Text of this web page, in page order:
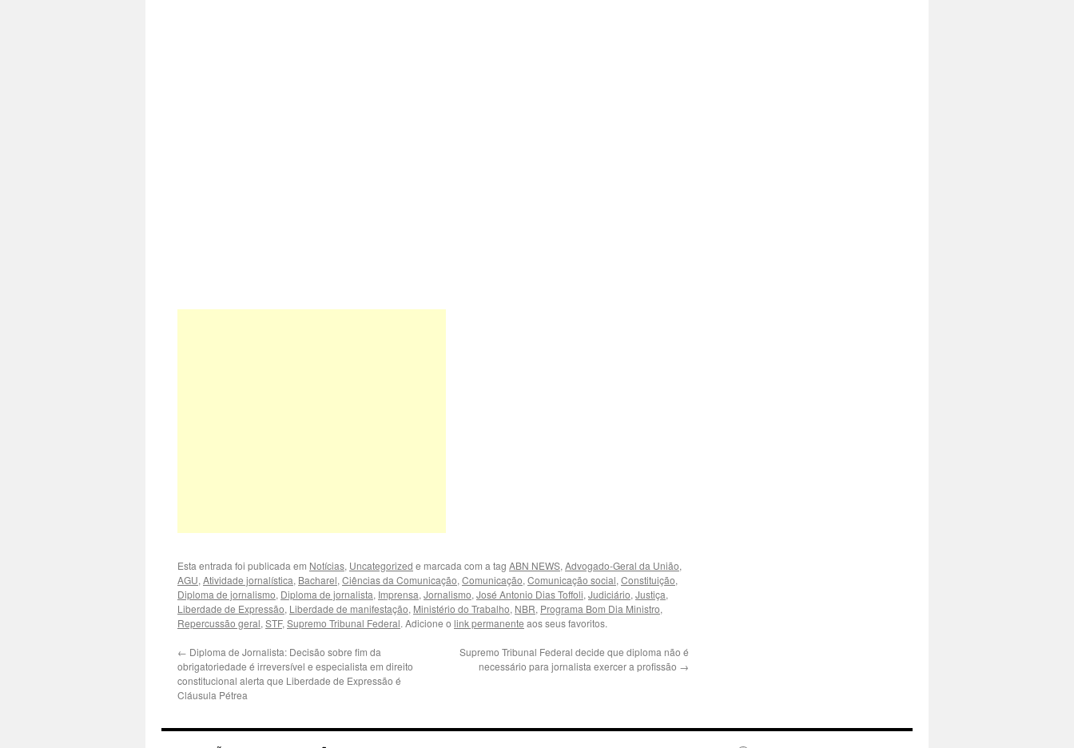
Esta entrada foi publicada em Notícias, Uncategorized e marcada com a tag ABN NEWS, Advogado-Geral da União,
AGU, Atividade jornalística, Bacharel, Ciências da Comunicação, Comunicação, Comunicação social, Constituição,
Diploma de jornalismo, Diploma de jornalista, Imprensa, Jornalismo, José Antonio Dias Toffoli, Judiciário, Justiça,
Liberdade de Expressão, Liberdade de manifestação, Ministério do Trabalho, NBR, Programa Bom Dia Ministro,
Repercussão geral, STF, Supremo Tribunal Federal. Adicione o link permanente aos seus favoritos.
← Diploma de Jornalista: Decisão sobre fim da
obrigatoriedade é irreversível e especialista em direito
constitucional alerta que Liberdade de Expressão é
Cláusula Pétrea
Supremo Tribunal Federal decide que diploma não é
necessário para jornalista exercer a profissão →